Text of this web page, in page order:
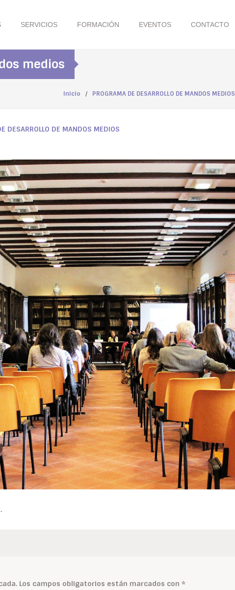
SERVICIOS FORMACIÓN EVENTOS CONTACTO
medios
Inicio / PROGRAMA DE DESARROLLO DE MANDOS MEDIOS
DESARROLLO DE MANDOS MEDIOS
.
Los campos obligatorios están marcados con *